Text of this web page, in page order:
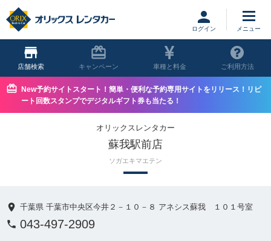
ログイン
店舗 キャンペーン 車種と料金 ご利用方法
New予約サイトスタート！簡単・便利な予約専用サイトをリリース！リピ
ート回数スタンプでデジタルギフト券も当たる！
オリックスレンタカー
蘇我駅前店
ソガエキマエテン
千葉県 千葉市中央区今井２－１０－８ アネシス蘇我 １０１号室
043-497-2909